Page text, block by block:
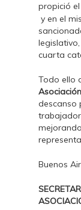
propició el
y en el
cuarta
Todo ello
descanso
Buenos